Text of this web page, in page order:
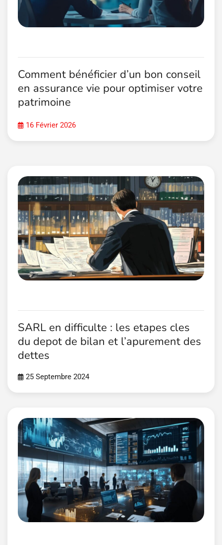
Comment bénéficier d’un bon conseil
en assurance vie pour optimiser votre
patrimoine
16 Février 2026
SARL en difficulte : les etapes cles
du depot de bilan et l’apurement des
dettes
25 Septembre 2024